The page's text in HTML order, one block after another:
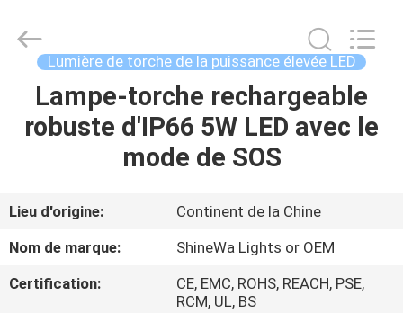
LA
PRODUITS
VIDÉOS
International
Trade
Reserved.
Lumière de torche de la puissance élevée LED
Lampe-torche rechargeable
robuste d'IP66 5W LED avec le
mode de SOS
Lieu d'origine:
Continent de la Chine
Nom de marque:
ShineWa Lights or OEM
Certification:
CE, EMC, ROHS, REACH, PSE,
RCM, UL, BS